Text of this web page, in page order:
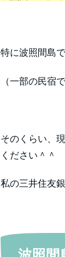
特に波照間島
（一部の民宿
そのくらい、
ください＾＾
私の三井住友